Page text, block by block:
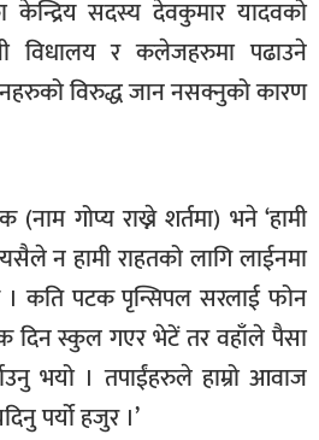
केन्द्रिय सदस्य देवकुमार यादवको
विधालय र कलेजहरुमा पढाउने
विरुद्ध जान नसक्नुको कारण
गोप्य राख्ने शर्तमा) भने ‘हामी
न हामी राहतको लागि लाईनमा
। कति पटक पृन्सिपल सरलाई फोन
दिन स्कुल गएर भेटें तर वहाँले पैसा
भयो । तपाईंहरुले हाम्रो आवाज
पर्यो हजुर ।’